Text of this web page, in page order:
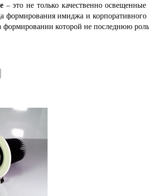
– это не только качественно
формирования имиджа и
которой не последнюю